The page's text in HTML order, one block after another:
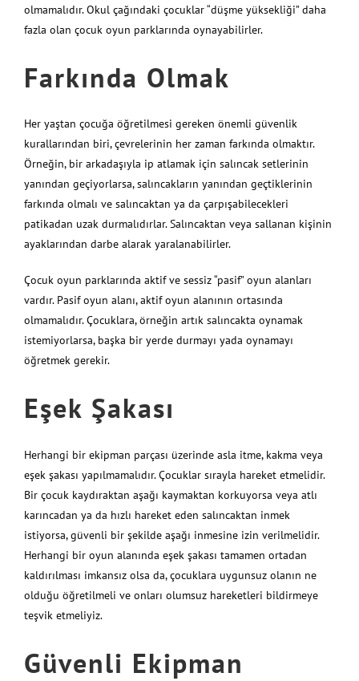
olmamalıdır. Okul çağındaki çocuklar “düşme yüksekliği” daha
fazla olan çocuk oyun parklarında oynayabilirler.
Farkında Olmak
Her yaştan çocuğa öğretilmesi gereken önemli güvenlik
kurallarından biri, çevrelerinin her zaman farkında olmaktır.
Örneğin, bir arkadaşıyla ip atlamak için salıncak setlerinin
yanından geçiyorlarsa, salıncakların yanından geçtiklerinin
farkında olmalı ve salıncaktan ya da çarpışabilecekleri
patikadan uzak durmalıdırlar. Salıncaktan veya sallanan kişinin
ayaklarından darbe alarak yaralanabilirler.
Çocuk oyun parklarında aktif ve sessiz “pasif” oyun alanları
vardır. Pasif oyun alanı, aktif oyun alanının ortasında
olmamalıdır. Çocuklara, örneğin artık salıncakta oynamak
istemiyorlarsa, başka bir yerde durmayı yada oynamayı
öğretmek gerekir.
Eşek Şakası
Herhangi bir ekipman parçası üzerinde asla itme, kakma veya
eşek şakası yapılmamalıdır. Çocuklar sırayla hareket etmelidir.
Bir çocuk kaydıraktan aşağı kaymaktan korkuyorsa veya atlı
karıncadan ya da hızlı hareket eden salıncaktan inmek
istiyorsa, güvenli bir şekilde aşağı inmesine izin verilmelidir.
Herhangi bir oyun alanında eşek şakası tamamen ortadan
kaldırılması imkansız olsa da, çocuklara uygunsuz olanın ne
olduğu öğretilmeli ve onları olumsuz hareketleri bildirmeye
teşvik etmeliyiz.
Güvenli Ekipman